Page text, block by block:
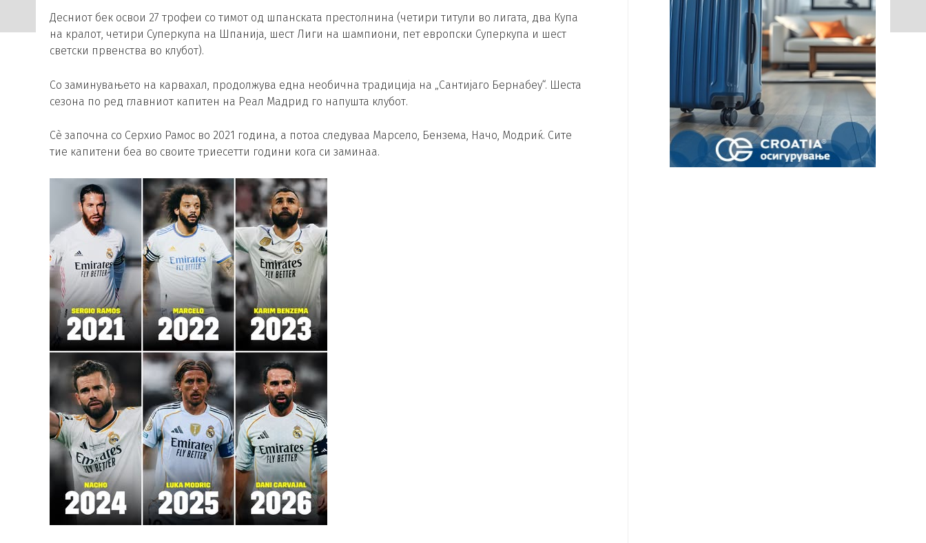
Десниот бек освои 27 трофеи со тимот од шпанската престолнина (четири титули во лигата, два Купа
на кралот, четири Суперкупа на Шпанија, шест Лиги на шампиони, пет европски Суперкупа и шест
светски првенства во клубот).
Со заминувањето на карвахал, продолжува една необична традиција на „Сантијаго Бернабеу“. Шеста
сезона по ред главниот капитен на Реал Мадрид го напушта клубот.
Сè започна со Серхио Рамос во 2021 година, а потоа следуваа Марсело, Бензема, Начо, Модриќ. Сите
тие капитени беа во своите триесетти години кога си заминаа.